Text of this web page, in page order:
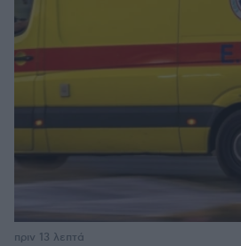
πριν 13 λεπτά